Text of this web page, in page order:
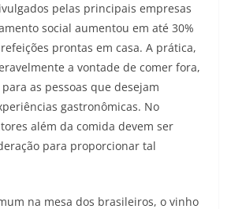
pelas principais empresas
social aumentou em até 30%
prontas em casa. A prática,
a vontade de comer fora,
as pessoas que desejam
gastronômicas. No
além da comida devem ser
para proporcionar tal
na mesa dos brasileiros, o vinho